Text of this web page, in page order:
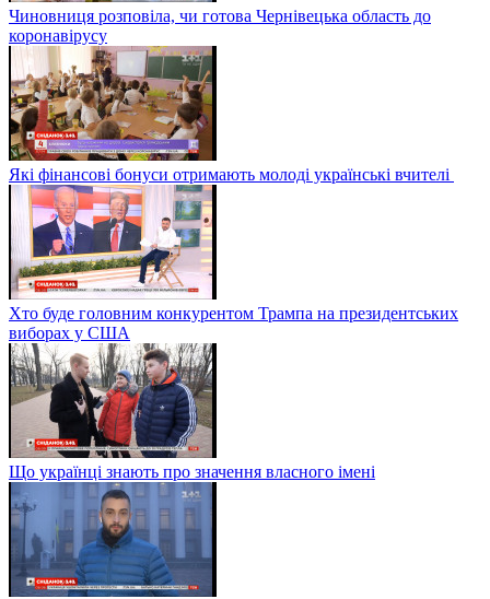
Чиновниця розповіла, чи готова Чернівецька область до
коронавірусу
Які фінансові бонуси отримають молоді українські вчителі
Хто буде головним конкурентом Трампа на президентських
виборах у США
Що українці знають про значення власного імені